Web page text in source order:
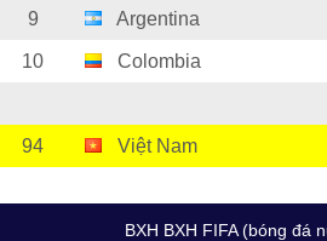
9 Argentina
10 Colombia
94 Việt Nam
BXH BXH FIFA (bóng đá